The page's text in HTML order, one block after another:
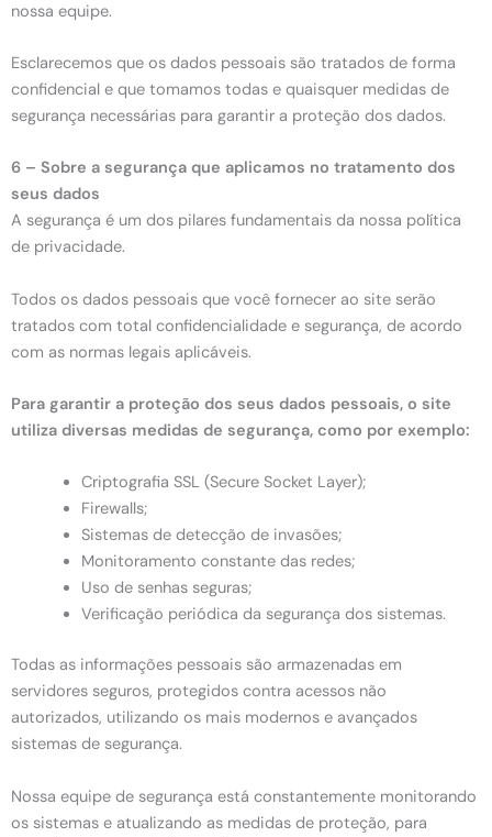
nossa equipe.
Esclarecemos que os dados pessoais são tratados de forma
confidencial e que tomamos todas e quaisquer medidas de
segurança necessárias para garantir a proteção dos dados.
6 – Sobre a segurança que aplicamos no tratamento dos
seus dados
A segurança é um dos pilares fundamentais da nossa política
de privacidade.
Todos os dados pessoais que você fornecer ao site serão
tratados com total confidencialidade e segurança, de acordo
com as normas legais aplicáveis.
Para garantir a proteção dos seus dados pessoais, o site
utiliza diversas medidas de segurança, como por exemplo:
Criptografia SSL (Secure Socket Layer);
Firewalls;
Sistemas de detecção de invasões;
Monitoramento constante das redes;
Uso de senhas seguras;
Verificação periódica da segurança dos sistemas.
Todas as informações pessoais são armazenadas em
servidores seguros, protegidos contra acessos não
autorizados, utilizando os mais modernos e avançados
sistemas de segurança.
Nossa equipe de segurança está constantemente monitorando
os sistemas e atualizando as medidas de proteção, para